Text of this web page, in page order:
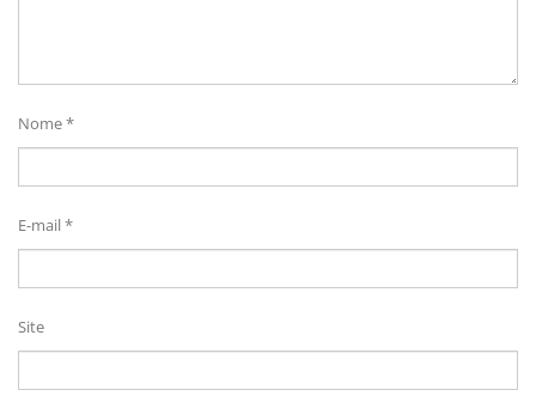
Nome*
E-mail*
Site